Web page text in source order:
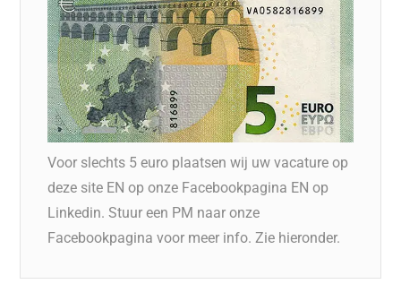
Voor slechts 5 euro plaatsen wij uw vacature op
deze site EN op onze Facebookpagina EN op
Linkedin. Stuur een PM naar onze
Facebookpagina voor meer info. Zie hieronder.